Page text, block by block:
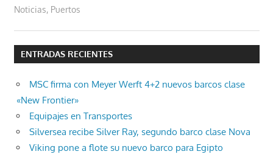
Noticias, Puertos
ENTRADAS RECIENTES
MSC firma con Meyer Werft 4+2 nuevos barcos clase
«New Frontier»
Equipajes en Transportes
Silversea recibe Silver Ray, segundo barco clase Nova
Viking pone a flote su nuevo barco para Egipto